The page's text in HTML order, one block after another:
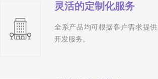
灵活的定制化服务
全系产品均可根据客户需求提
开发服务。